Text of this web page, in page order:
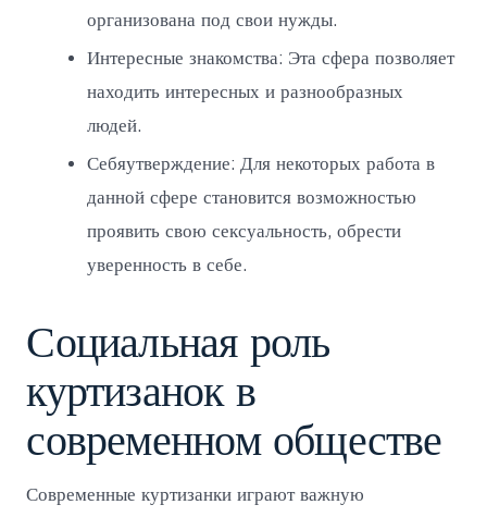
организована под свои нужды.
Интересные знакомства: Эта сфера позволяет
находить интересных и разнообразных
людей.
Себяутверждение: Для некоторых работа в
данной сфере становится возможностью
проявить свою сексуальность, обрести
уверенность в себе.
Социальная роль
куртизанок в
современном обществе
Современные куртизанки играют важную